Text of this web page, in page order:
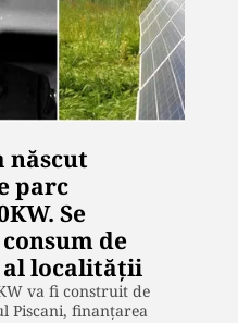
născut
parc
Se
de
al localităţii
va fi construit de
Piscani, finanţarea